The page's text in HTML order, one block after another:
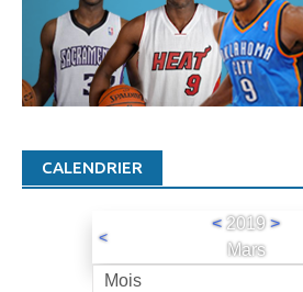
CALENDRIER
<
< 2019 >
Mars
Mois